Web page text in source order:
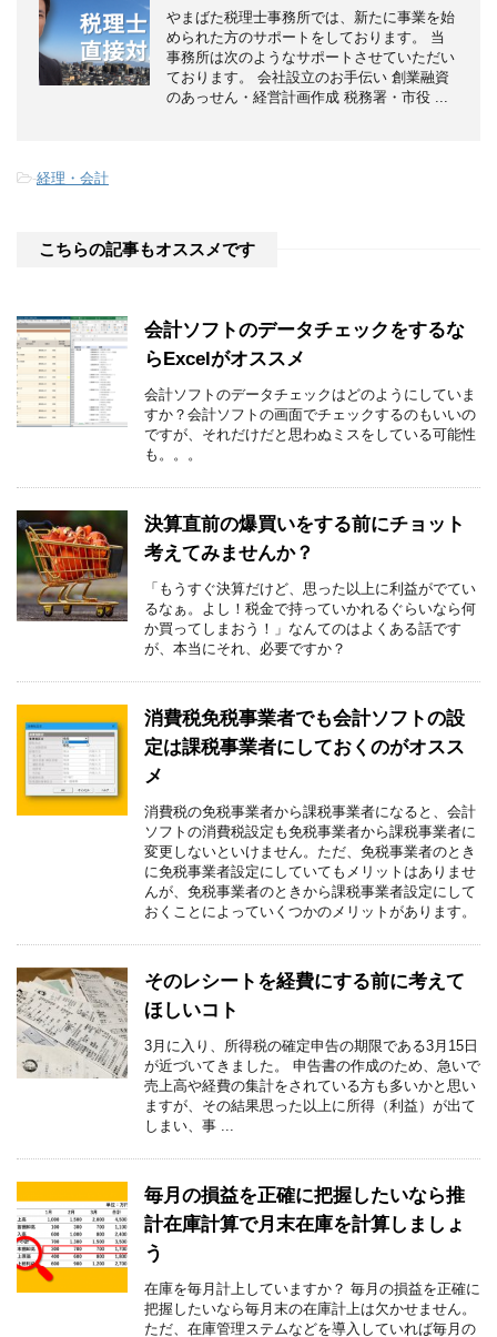
やまばた税理士事務所では、新たに事業を始
められた方のサポートをしております。 当
事務所は次のようなサポートさせていただい
ております。 会社設立のお手伝い 創業融資
のあっせん・経営計画作成 税務署・市役 ...
-経理・会計
こちらの記事もオススメです
会計ソフトのデータチェックをするな
らExcelがオススメ
会計ソフトのデータチェックはどのようにしていま
すか？会計ソフトの画面でチェックするのもいいの
ですが、それだけだと思わぬミスをしている可能性
も。。。
決算直前の爆買いをする前にチョット
考えてみませんか？
「もうすぐ決算だけど、思った以上に利益がでてい
るなぁ。よし！税金で持っていかれるぐらいなら何
か買ってしまおう！」なんてのはよくある話です
が、本当にそれ、必要ですか？
消費税免税事業者でも会計ソフトの設
定は課税事業者にしておくのがオスス
メ
消費税の免税事業者から課税事業者になると、会計
ソフトの消費税設定も免税事業者から課税事業者に
変更しないといけません。ただ、免税事業者のとき
に免税事業者設定にしていてもメリットはありませ
んが、免税事業者のときから課税事業者設定にして
おくことによっていくつかのメリットがあります。
そのレシートを経費にする前に考えて
ほしいコト
3月に入り、所得税の確定申告の期限である3月15日
が近づいてきました。 申告書の作成のため、急いで
売上高や経費の集計をされている方も多いかと思い
ますが、その結果思った以上に所得（利益）が出て
しまい、事 ...
毎月の損益を正確に把握したいなら推
計在庫計算で月末在庫を計算しましょ
う
在庫を毎月計上していますか？ 毎月の損益を正確に
把握したいなら毎月末の在庫計上は欠かせません。
ただ、在庫管理ステムなどを導入していれば毎月の